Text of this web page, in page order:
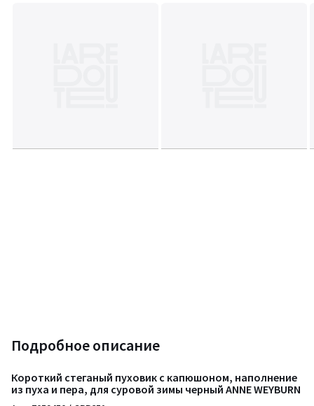
Подробное описание
Короткий стеганый пуховик с капюшоном, наполнение
из пуха и пера, для суровой зимы черный ANNE WEYBURN